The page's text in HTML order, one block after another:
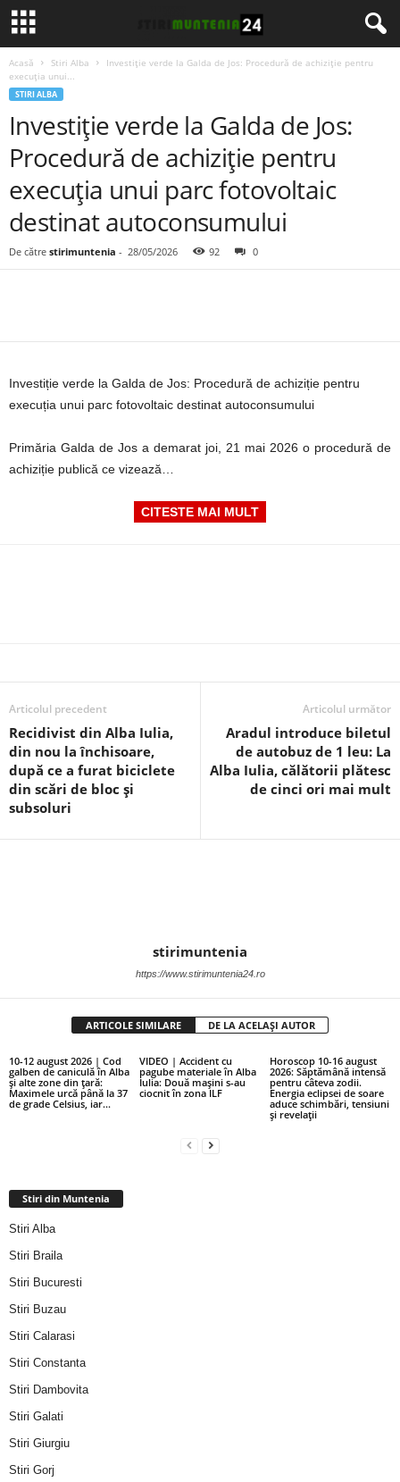
Acasă Stiri Alba
Investiție verde la Galda de Jos: Procedură de achiziție pentru
execuția unui...
STIRI ALBA
Investiție verde la Galda de Jos:
Procedură de achiziție pentru
execuția unui parc fotovoltaic
destinat autoconsumului
De către stirimuntenia - 28/05/2026 92 0
Investiție verde la Galda de Jos: Procedură de achiziție pentru
execuția unui parc fotovoltaic destinat autoconsumului
Primăria Galda de Jos a demarat joi, 21 mai 2026 o procedură de
achiziție publică ce vizează…
CITESTE MAI MULT
Articolul precedent
Recidivist din Alba Iulia,
din nou la închisoare,
după ce a furat biciclete
din scări de bloc și
subsoluri
Articolul următor
Aradul introduce biletul
de autobuz de 1 leu: La
Alba Iulia, călătorii plătesc
de cinci ori mai mult
stirimuntenia
https://www.stirimuntenia24.ro
ARTICOLE SIMILARE DE LA ACELAȘI AUTOR
10-12 august 2026 | Cod
galben de caniculă în Alba
și alte zone din țară:
Maximele urcă până la 37
de grade Celsius, iar...
VIDEO | Accident cu
pagube materiale în Alba
Iulia: Două mașini s-au
ciocnit în zona ILF
Horoscop 10-16 august
2026: Săptămână intensă
pentru câteva zodii.
Energia eclipsei de soare
aduce schimbări, tensiuni
și revelații
Stiri din Muntenia
Stiri Alba
Stiri Braila
Stiri Bucuresti
Stiri Buzau
Stiri Calarasi
Stiri Constanta
Stiri Dambovita
Stiri Galati
Stiri Giurgiu
Stiri Gorj